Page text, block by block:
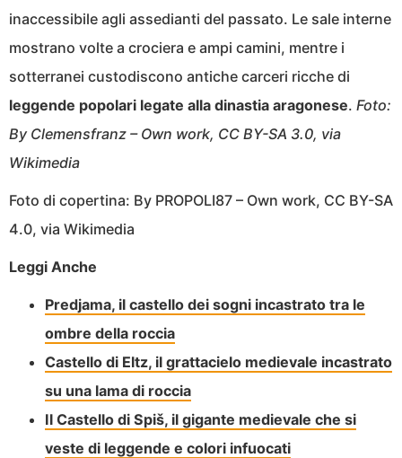
inaccessibile agli assedianti del passato. Le sale interne
mostrano volte a crociera e ampi camini, mentre i
sotterranei custodiscono antiche carceri ricche di
leggende popolari legate alla dinastia aragonese. Foto:
By Clemensfranz – Own work, CC BY-SA 3.0, via
Wikimedia
Foto di copertina: By PROPOLI87 – Own work, CC BY-SA
4.0, via Wikimedia
Leggi Anche
Predjama, il castello dei sogni incastrato tra le
ombre della roccia
Castello di Eltz, il grattacielo medievale incastrato
su una lama di roccia
Il Castello di Spiš, il gigante medievale che si
veste di leggende e colori infuocati